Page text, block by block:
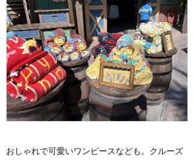
おしゃれで可愛いワンピースなども。クルーズ